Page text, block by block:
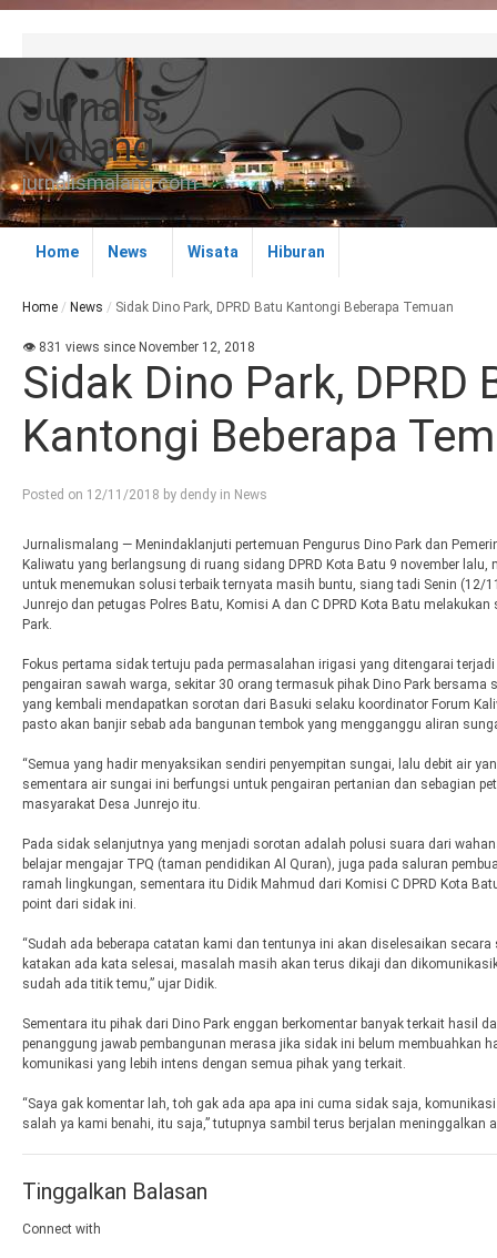
Jurnalis
Malang
jurnalismalang.com
Home News Wisata Hiburan
Home / News / Sidak Dino Park, DPRD Batu Kantongi Beberapa Temuan
👁 831 views since November 12, 2018
Sidak Dino Park, DPRD
Kantongi Beberapa
Posted on 12/11/2018 by dendy in News
Jurnalismalang — Menindaklanjuti pertemuan Pengurus Dino Park dan
Kaliwatu yang berlangsung di ruang sidang DPRD Kota Batu 9 november
untuk menemukan solusi terbaik ternyata masih buntu, siang tadi Senin (12/
Junrejo dan petugas Polres Batu, Komisi A dan C DPRD Kota Batu
Park.
Fokus pertama sidak tertuju pada permasalahan irigasi yang ditengarai
pengairan sawah warga, sekitar 30 orang termasuk pihak Dino Park bersama
yang kembali mendapatkan sorotan dari Basuki selaku koordinator Forum
pasto akan banjir sebab ada bangunan tembok yang mengganggu aliran
“Semua yang hadir menyaksikan sendiri penyempitan sungai, lalu debit air
sementara air sungai ini berfungsi untuk pengairan pertanian dan sebagian
masyarakat Desa Junrejo itu.
Pada sidak selanjutnya yang menjadi sorotan adalah polusi suara dari
belajar mengajar TPQ (taman pendidikan Al Quran), juga pada saluran
ramah lingkungan, sementara itu Didik Mahmud dari Komisi C DPRD Kota
point dari sidak ini.
“Sudah ada beberapa catatan kami dan tentunya ini akan diselesaikan
katakan ada kata selesai, masalah masih akan terus dikaji dan
sudah ada titik temu,” ujar Didik.
Sementara itu pihak dari Dino Park enggan berkomentar banyak terkait hasil
penanggung jawab pembangunan merasa jika sidak ini belum membuahkan
komunikasi yang lebih intens dengan semua pihak yang terkait.
“Saya gak komentar lah, toh gak ada apa apa ini cuma sidak saja,
salah ya kami benahi, itu saja,” tutupnya sambil terus berjalan meninggalkan
Tinggalkan Balasan
Connect with